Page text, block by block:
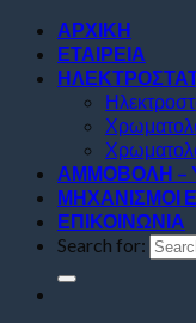
ΑΡΧΙΚΗ
ΕΤΑΙΡΕΙΑ
ΑΜΜΟΒΟΛΗ –
ΜΗΧΑΝΙΣΜΟΙ
ΕΠΙΚΟΙΝΩΝΙΑ
Search for: